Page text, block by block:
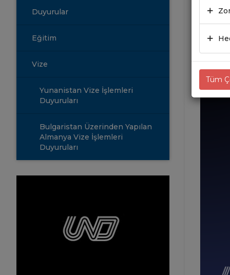
Duyurular
Eğitim
Vize
Yunanistan Vize İşlemleri
Duyuruları
Bulgaristan Üzerinden Yapılan
Almanya Vize İşlemleri
Duyuruları
Tüm